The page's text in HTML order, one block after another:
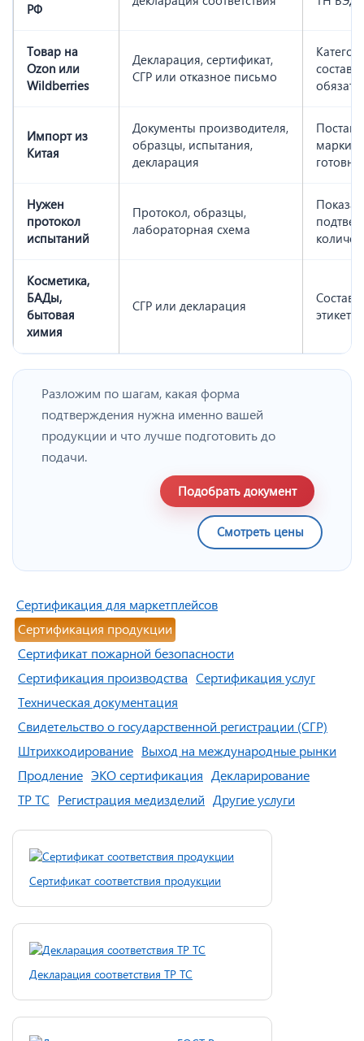
РФ
Товар на
Ozon или
Wildberries
Декларация, сертификат,
СГР или отказное письмо
состав,
Импорт из
Китая
Документы производителя,
образцы, испытания,
декларация
Нужен
протокол
испытаний
Протокол, образцы,
лабораторная схема
Косметика,
БАДы,
бытовая
химия
СГР или декларация
Состав,
Разложим по шагам, какая форма
подтверждения нужна именно вашей
продукции и что лучше подготовить до
подачи.
Подобрать документ
Смотреть цены
Сертификация для маркетплейсов
Сертификация продукции
Сертификат пожарной безопасности
Сертификация производства Сертификация услуг
Техническая документация
Свидетельство о государственной регистрации (СГР)
Штрихкодирование Выход на международные рынки
Продление ЭКО сертификация Декларирование
ТР ТС Регистрация медизделий Другие услуги
Сертификат соответствия продукции
Декларация соответствия ТР ТС